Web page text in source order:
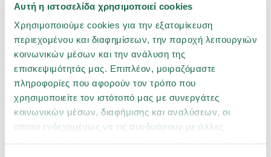
Αυτή η ιστοσελίδα χρησιμοποιεί cookies
Χρησιμοποιούμε cookies για την εξατομίκευση
περιεχομένου και διαφημίσεων, την παροχή λειτουργιών
κοινωνικών μέσων και την ανάλυση της
επισκεψιμότητάς μας. Επιπλέον, μοιραζόμαστε
πληροφορίες που αφορούν τον τρόπο που
χρησιμοποιείτε τον ιστότοπό μας με συνεργάτες
κοινωνικών μέσων, διαφήμισης και αναλύσεων, οι
οποίοι ενδεχομένως να τις συνδυάσουν με άλλες
όσες πιο πολλές είναι οι παροχές, τόσο πιο
πολύ θα το εκτιμήσει ο επισκέπτης και
συνεπώς η πιθανότητα να σε ξαναεπισκευτεί
αυξάνεται αισθητά. Ακόμα λοιπόν κι αν δεν
μπορείς να προσφέρεις πρωινό, τότε είναι
σίγουρο ότι ένα καλάθι με φρούτα, λίγα σνακ
και κάποια απαραίτητα μπαχαρικά θα